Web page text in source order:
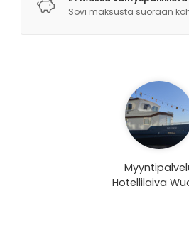
Sovi maksusta suoraan
Hotellilaiva